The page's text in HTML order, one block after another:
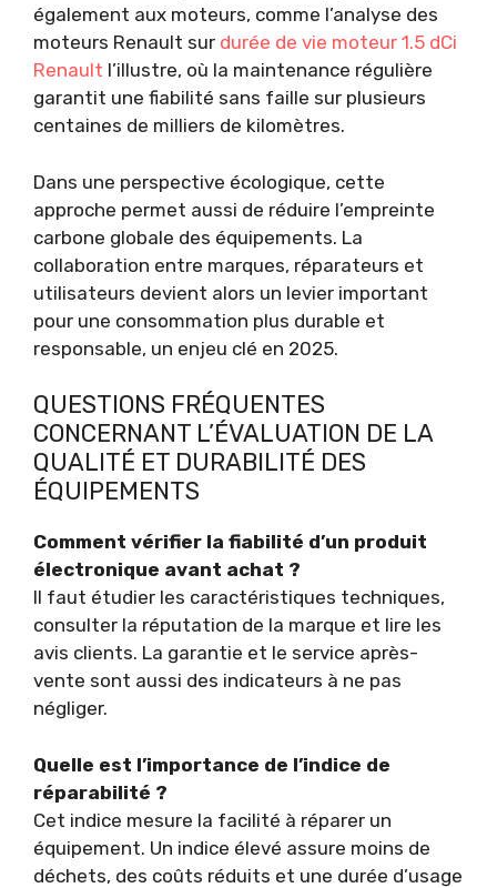
également aux moteurs, comme l’analyse des
moteurs Renault sur durée de vie moteur 1.5 dCi
Renault l’illustre, où la maintenance régulière
garantit une fiabilité sans faille sur plusieurs
centaines de milliers de kilomètres.
Dans une perspective écologique, cette
approche permet aussi de réduire l’empreinte
carbone globale des équipements. La
collaboration entre marques, réparateurs et
utilisateurs devient alors un levier important
pour une consommation plus durable et
responsable, un enjeu clé en 2025.
QUESTIONS FRÉQUENTES
CONCERNANT L’ÉVALUATION DE LA
QUALITÉ ET DURABILITÉ DES
ÉQUIPEMENTS
Comment vérifier la fiabilité d’un produit
électronique avant achat ?
Il faut étudier les caractéristiques techniques,
consulter la réputation de la marque et lire les
avis clients. La garantie et le service après-
vente sont aussi des indicateurs à ne pas
négliger.
Quelle est l’importance de l’indice de
réparabilité ?
Cet indice mesure la facilité à réparer un
équipement. Un indice élevé assure moins de
déchets, des coûts réduits et une durée d’usage